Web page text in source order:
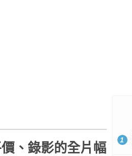
、錄影的全片幅
1